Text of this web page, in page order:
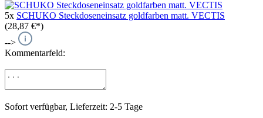
5x SCHUKO Steckdoseneinsatz goldfarben matt. VECTIS
(28,87 €*)
-->
Kommentarfeld:
Sofort verfügbar, Lieferzeit: 2-5 Tage